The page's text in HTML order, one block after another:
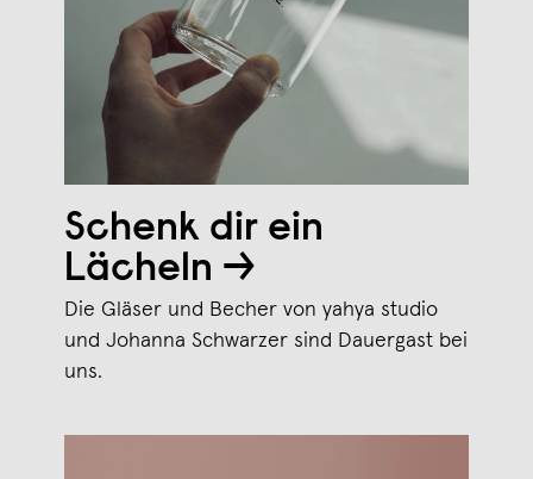
Schenk dir ein
Lächeln →
Die Gläser und Becher von yahya studio
und Johanna Schwarzer sind Dauergast bei
uns.